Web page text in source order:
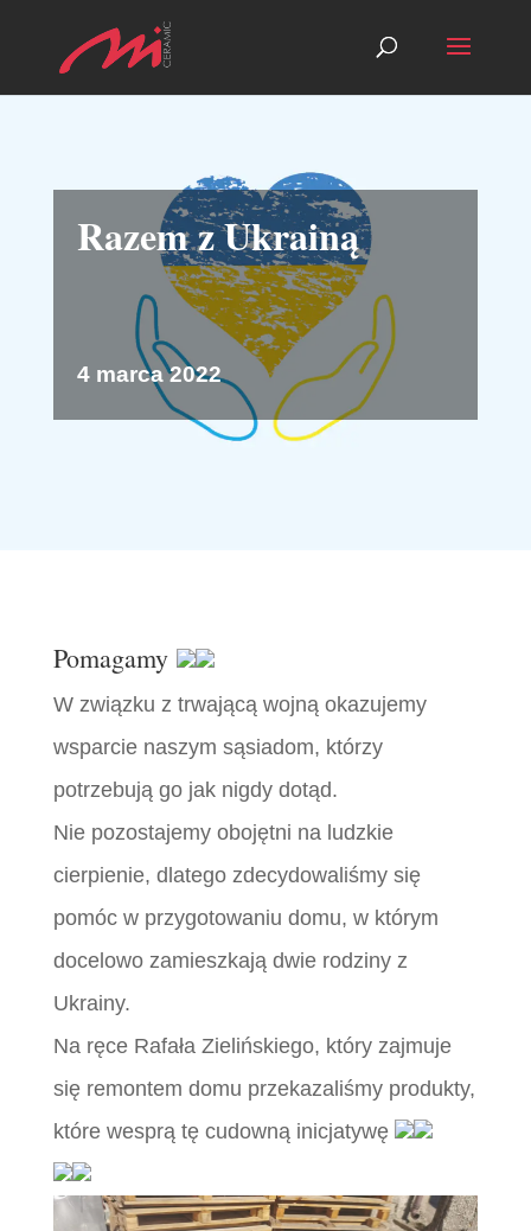
Razem z Ukrainą
4 marca 2022
Pomagamy
W związku z trwającą wojną okazujemy
wsparcie naszym sąsiadom, którzy
potrzebują go jak nigdy dotąd.
Nie pozostajemy obojętni na ludzkie
cierpienie, dlatego zdecydowaliśmy się
pomóc w przygotowaniu domu, w którym
docelowo zamieszkają dwie rodziny z
Ukrainy.
Na ręce Rafała Zielińskiego, który zajmuje
się remontem domu przekazaliśmy produkty,
które wesprą tę cudowną inicjatywę